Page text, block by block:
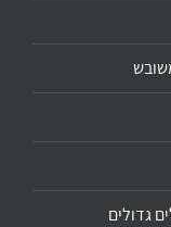
גדולים